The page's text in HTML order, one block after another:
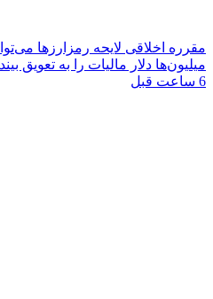
مقرره اخلاقی لایحه رمزارزها
میلیون‌ها دلار مالیات را به تعویق
6 ساعت قبل